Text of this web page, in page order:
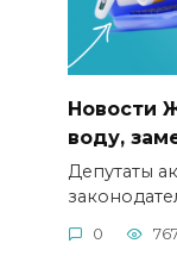
Новости
воду,
Депутаты
0